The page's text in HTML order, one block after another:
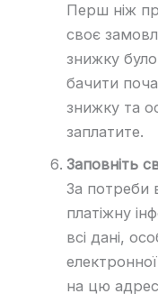
Перш ніж
своє
знижку
бачити
знижку та
заплатите.
Заповніть
За потреби
платіжну
всі дані,
на цю